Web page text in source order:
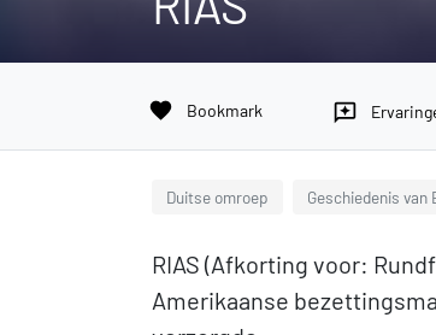
favorite Bookmark reviews
Duitse omroep Geschiedenis van
RIAS (Afkorting voor:
Amerikaanse